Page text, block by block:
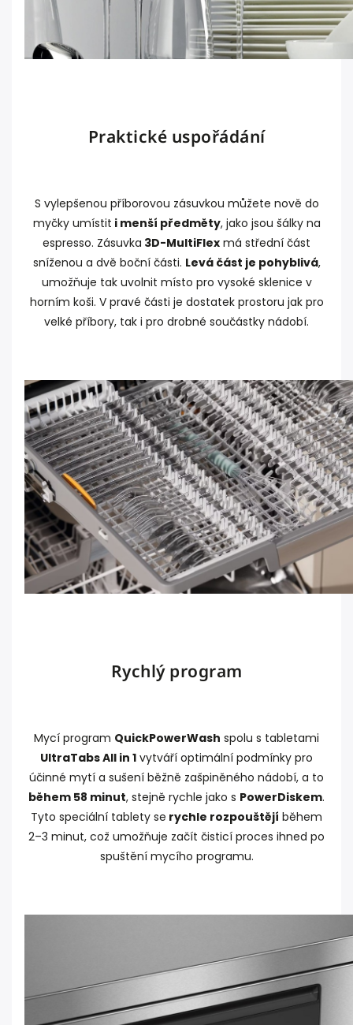
Praktické uspořádání
S vylepšenou příborovou zásuvkou můžete nově do
myčky umístit i menší předměty, jako jsou šálky na
espresso. Zásuvka 3D-MultiFlex má střední část
sníženou a dvě boční části. Levá část je pohyblivá,
umožňuje tak uvolnit místo pro vysoké sklenice v
horním koši. V pravé části je dostatek prostoru jak pro
velké příbory, tak i pro drobné součástky nádobí.
Rychlý program
Mycí program QuickPowerWash spolu s tabletami
UltraTabs All in 1 vytváří optimální podmínky pro
účinné mytí a sušení běžně zašpiněného nádobí, a to
během 58 minut, stejně rychle jako s PowerDiskem.
Tyto speciální tablety se rychle rozpouštějí během
2–3 minut, což umožňuje začít čisticí proces ihned po
spuštění mycího programu.